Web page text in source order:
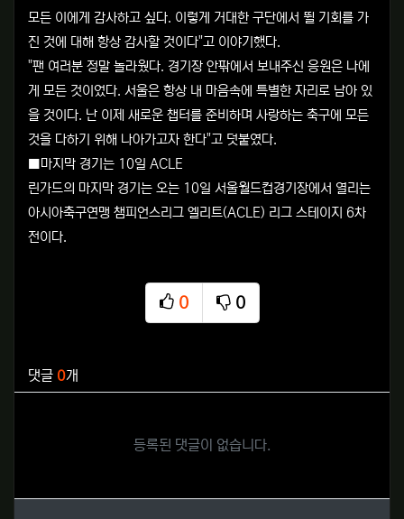
모든 이에게 감사하고 싶다. 이렇게 거대한 구단에서 뛸 기회를 가
진 것에 대해 항상 감사할 것이다"고 이야기했다.
"팬 여러분 정말 놀라웠다. 경기장 안팎에서 보내주신 응원은 나에
게 모든 것이었다. 서울은 항상 내 마음속에 특별한 자리로 남아 있
을 것이다. 난 이제 새로운 챕터를 준비하며 사랑하는 축구에 모든
것을 다하기 위해 나아가고자 한다"고 덧붙였다.
■마지막 경기는 10일 ACLE
린가드의 마지막 경기는 오는 10일 서울월드컵경기장에서 열리는
아시아축구연맹 챔피언스리그 엘리트(ACLE) 리그 스테이지 6차
전이다.
0
추천
0
비추천
댓글 0개
등록된 댓글이 없습니다.